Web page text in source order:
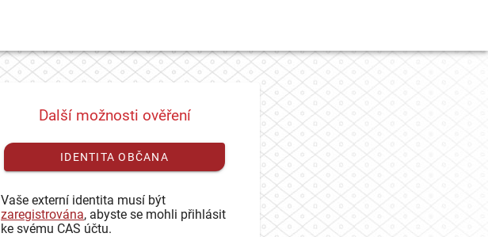
Další možnosti ověření
IDENTITA OBČANA
Vaše externí identita musí být
zaregistrována, abyste se mohli přihlásit
ke svému CAS účtu.